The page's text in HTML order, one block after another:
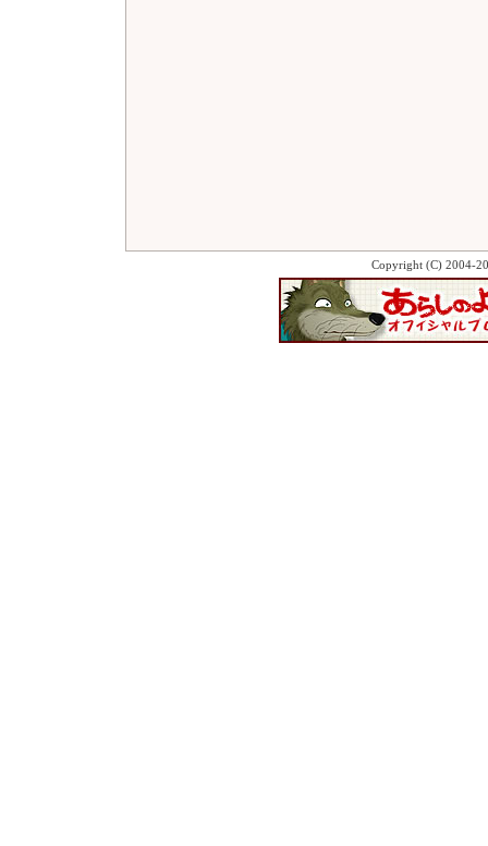
Copyright (C) 2004-